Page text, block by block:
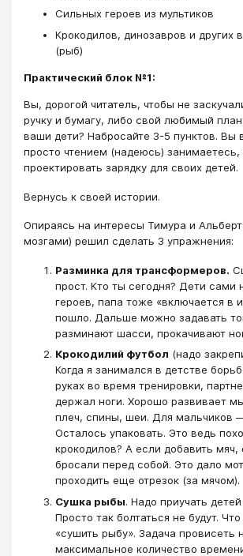
Сильных героев из мультиков
Крокодилов, динозавров и других
(рыб)
Практический блок №1:
Вы, дорогой читатель, чтобы не
ручку и бумагу, либо свой любимый
ваши дети? Набросайте 3-5 пунктов. Вы
просто чтением (надеюсь) занимаетесь,
проектировать зарядку для своих детей.
Вернусь к своей истории.
Опираясь на интересы Тимура и
мозгами) решил сделать 3 упражнения:
Разминка для трансформеров.
прост. Кто ты сегодня? Дети сами
героев, папа тоже «включается в
пошло. Дальше можно задавать
разминают шасси, прокачивают
Крокодилий футбол (надо
Когда я занимался в детстве
руках во время тренировки,
держал ноги. Хорошо развивает
плеч, спины, шеи. Для мальчиков
Осталось упаковать. Это ведь
крокодилов? А если добавить мяч,
бросали перед собой. Это дало
проходить еще отрезок (за мячом).
Сушка рыбы. Надо приучать детей
Просто так болтаться не будут.
«сушить рыбу». Задача провисеть
максимальное количество